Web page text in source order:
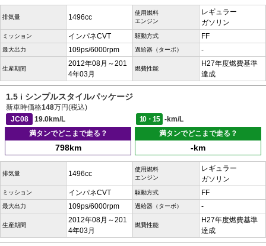
排気量 1496cc
使用燃料
エンジン
レギュラー
ガソリン
ミッション インパネCVT 駆動方式 FF
最大出力 109ps/6000rpm 過給器（ターボ） -
生産期間
2012年08月～201
4年03月
燃費性能
H27年度燃費基準
達成
1.5 i シンプルスタイルパッケージ
新車時価格148万円(税込)
JC08
19.0km/L 10・15
-km/L
満タンでどこまで走る？
798km
満タンでどこまで走る？
-km
排気量 1496cc
使用燃料
エンジン
レギュラー
ガソリン
ミッション インパネCVT 駆動方式 FF
最大出力 109ps/6000rpm 過給器（ターボ） -
生産期間
2012年08月～201
4年03月
燃費性能
H27年度燃費基準
達成